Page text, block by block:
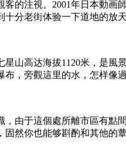
的注視。2001年日本動
分老街体验一下道地的放
山高达海拔1120米，是
，旁觀這里的水，怎样像
由于這個處所離市區有
然你也能够斟酌和其他的蕈